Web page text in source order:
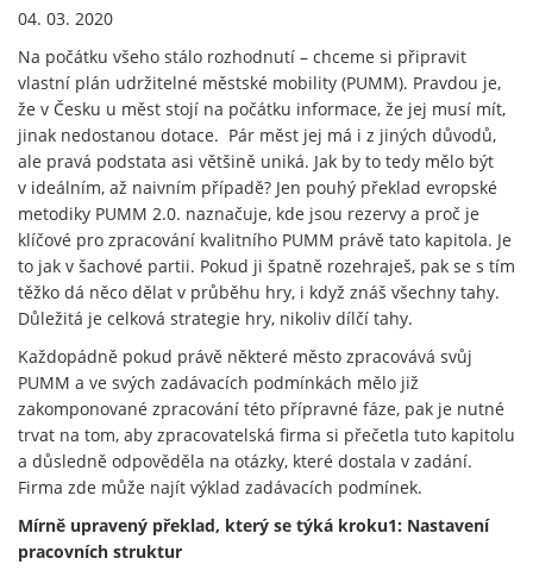
04. 03. 2020
Na počátku všeho stálo rozhodnutí – chceme si připravit
vlastní plán udržitelné městské mobility (PUMM). Pravdou je,
že v Česku u měst stojí na počátku informace, že jej musí mít,
jinak nedostanou dotace. Pár měst jej má i z jiných důvodů,
ale pravá podstata asi většině uniká. Jak by to tedy mělo být
v ideálním, až naivním případě? Jen pouhý překlad evropské
metodiky PUMM 2.0. naznačuje, kde jsou rezervy a proč je
klíčové pro zpracování kvalitního PUMM právě tato kapitola. Je
to jak v šachové partii. Pokud ji špatně rozehraješ, pak se s tím
těžko dá něco dělat v průběhu hry, i když znáš všechny tahy.
Důležitá je celková strategie hry, nikoliv dílčí tahy.
Každopádně pokud právě některé město zpracovává svůj
PUMM a ve svých zadávacích podmínkách mělo již
zakomponované zpracování této přípravné fáze, pak je nutné
trvat na tom, aby zpracovatelská firma si přečetla tuto kapitolu
a důsledně odpověděla na otázky, které dostala v zadání.
Firma zde může najít výklad zadávacích podmínek.
Mírně upravený překlad, který se týká kroku1: Nastavení
pracovních struktur